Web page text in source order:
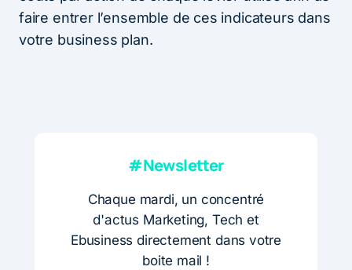
faire entrer l’ensemble de ces indicateurs dans
votre business plan.
#Newsletter
Chaque mardi, un concentré
d'actus Marketing, Tech et
Ebusiness directement dans votre
boite mail !